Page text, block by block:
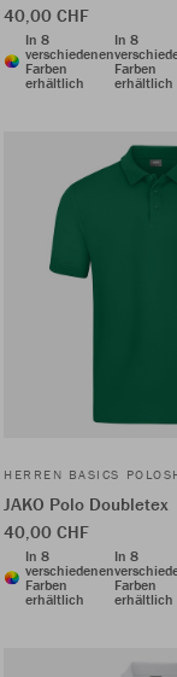
40,00 CHF
In 8
verschiedenen
Farben
erhältlich
In 8
Farben
erhältlich
HERREN BASICS
JAKO Polo Doubletex
40,00 CHF
In 8
verschiedenen
Farben
erhältlich
In 8
Farben
erhältlich